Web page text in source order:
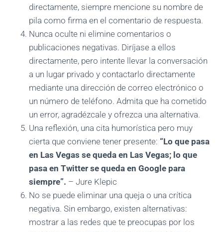
directamente, siempre mencione su nombre de
pila como firma en el comentario de respuesta.
Nunca oculte ni elimine comentarios o
publicaciones negativas. Diríjase a ellos
directamente, pero intente llevar la conversación
a un lugar privado y contactarlo directamente
mediante una dirección de correo electrónico o
un número de teléfono. Admita que ha cometido
un error, agradézcale y ofrezca una alternativa.
Una reflexión, una cita humorística pero muy
cierta que conviene tener presente: “Lo que pasa
en Las Vegas se queda en Las Vegas; lo que
pasa en Twitter se queda en Google para
siempre”. – Jure Klepic
No se puede eliminar una queja o una crítica
negativa. Sin embargo, existen alternativas:
mostrar a las redes que te preocupas por los